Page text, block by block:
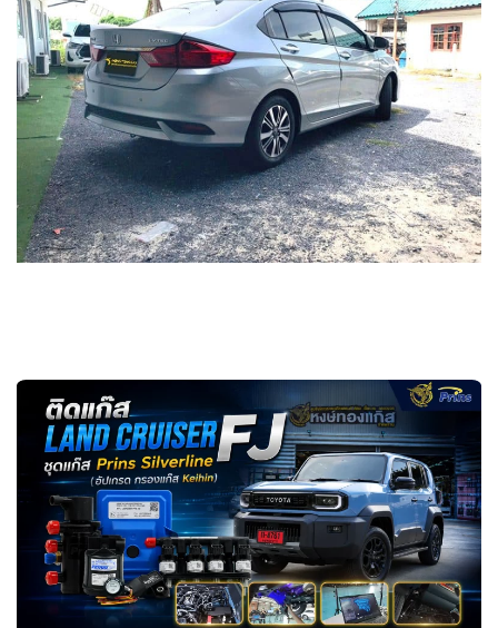
ติดแก๊ส Land Cruiser FJ ชุดอุปกรณ์แก๊ส Prins Silverline หงษ์ทองแก๊ส